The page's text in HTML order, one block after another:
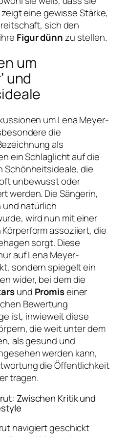
eine gewisse Stärke,
sich den
Figur dünnzu stellen.
um
und
um Lena Meyer-
die
als
ein Schlaglicht auf die
Schönheitsideale, die
unbewusst oder
werden. Die Sängerin,
und natürlich
wird nun mit einer
assoziiert, die
sorgt. Diese
auf Lena Meyer-
sondern spiegelt ein
wider, bei dem die
und Promiseiner
Bewertung
ist, inwieweit diese
die weit unter dem
als gesund und
werden kann,
die Öffentlichkeit
tragen.
Zwischen Kritik und
navigiert geschickt